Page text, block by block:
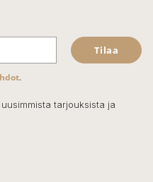
Tilaa
.
tarjouksista ja